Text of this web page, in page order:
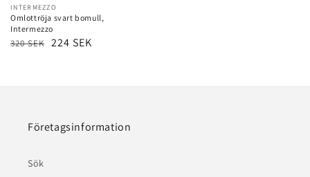
Leverantör:
INTERMEZZO
Omlottröja svart bomull,
Intermezzo
Ordinarie
320 SEK
Försäljningspris
224 SEK
Företagsinformation
Sök